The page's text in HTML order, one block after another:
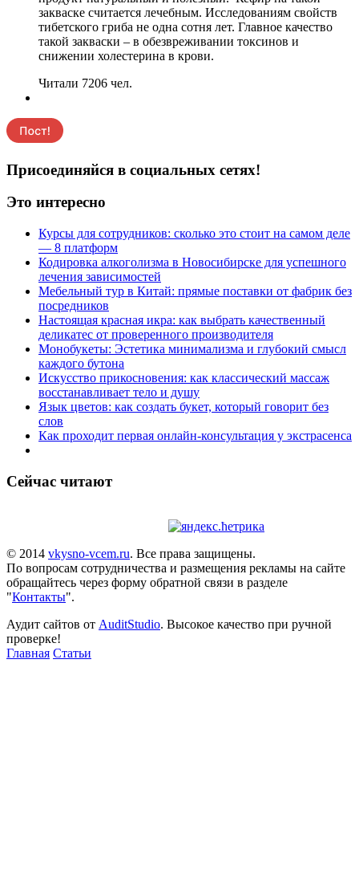
закваске считается лечебным. Исследованиям свойств
тибетского гриба не одна сотня лет. Главное качество
такой закваски – в обезвреживании токсинов и
снижении холестерина в крови.
Читали 7206 чел.
Присоединяйся в социальных сетях!
Это интересно
Курсы для сотрудников: сколько это стоит на самом деле
— 8 платформ
Кодировка алкоголизма в Новосибирске для успешного
лечения зависимостей
Мебельный тур в Китай: прямые поставки от фабрик без
посредников
Настоящая красная икра: как выбрать качественный
деликатес от проверенного производителя
Монобукеты: Эстетика минимализма и глубокий смысл
каждого бутона
Искусство прикосновения: как классический массаж
восстанавливает тело и душу
Язык цветов: как создать букет, который говорит без
слов
Как проходит первая онлайн-консультация у экстрасенса
Сейчас читают
© 2014 vkysno-vcem.ru. Все права защищены.
По вопросам сотрудничества и размещения рекламы на сайте
обращайтесь через форму обратной связи в разделе
"Контакты".
Аудит сайтов от AuditStudio. Высокое качество при ручной
проверке!
Главная Статьи